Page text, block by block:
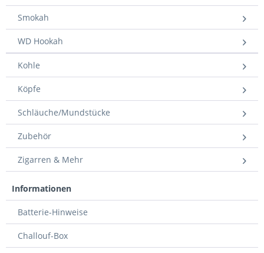
Smokah
WD Hookah
Kohle
Köpfe
Schläuche/Mundstücke
Zubehör
Zigarren & Mehr
Informationen
Batterie-Hinweise
Challouf-Box